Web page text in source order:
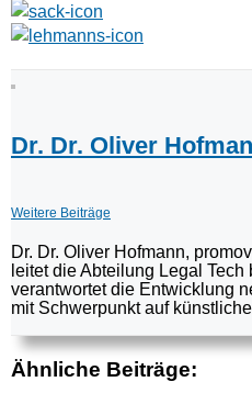
Dr. Dr. Oliver
Weitere Beiträge
Dr. Dr. Oliver Hofmann,
leitet die Abteilung Legal Tech
verantwortet die Entwicklung
mit Schwerpunkt auf
Ähnliche Beiträge: